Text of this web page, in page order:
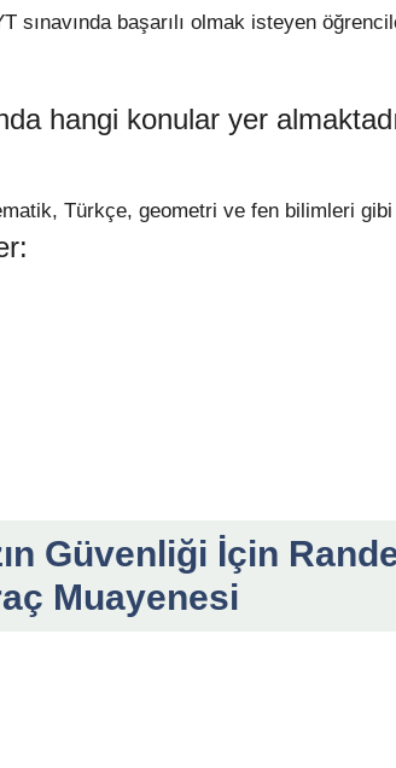
sınavında başarılı olmak isteyen
hangi konular yer
Türkçe, geometri ve fen bilimleri
Güvenliği İçin
Muayenesi